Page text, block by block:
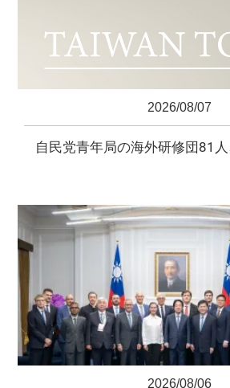
2026/08/07
自民党青年局の海外研修団81
2026/08/06